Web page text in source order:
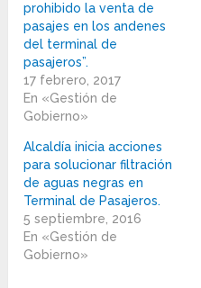
prohibido la venta de
pasajes en los andenes
del terminal de
pasajeros”.
17 febrero, 2017
En «Gestión de
Gobierno»
Alcaldía inicia acciones
para solucionar filtración
de aguas negras en
Terminal de Pasajeros.
5 septiembre, 2016
En «Gestión de
Gobierno»